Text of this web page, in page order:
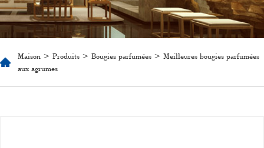
Maison > Produits > Bougies parfumées > Meilleures bougies parfumées
aux agrumes